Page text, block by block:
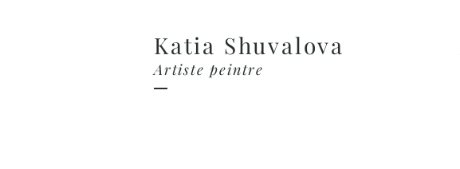
Katia Shuvalova
Artiste peintre